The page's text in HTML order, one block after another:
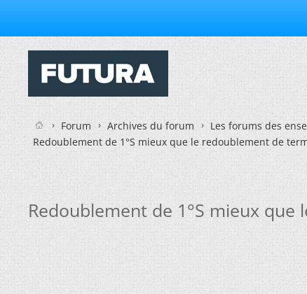
Forum Archives du forum Les forums des
Redoublement de 1°S mieux que le redoublement de
Redoublement de 1°S mieux